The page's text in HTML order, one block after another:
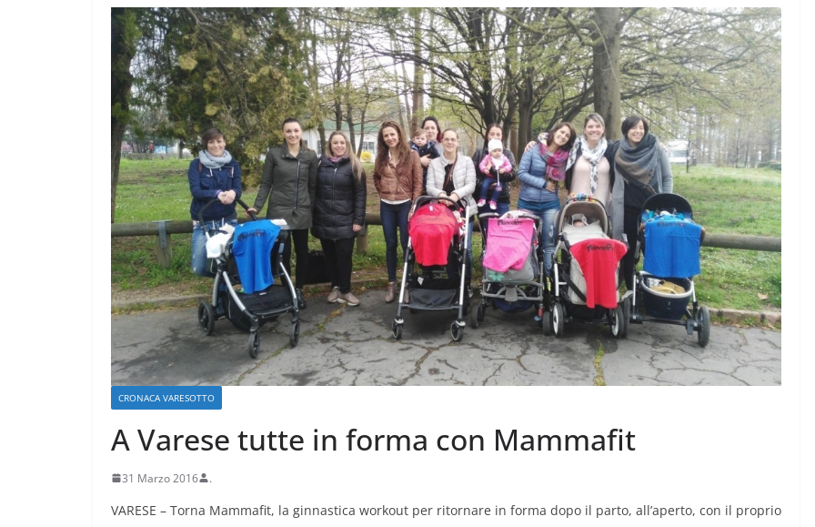
CRONACA VARESOTTO
A Varese tutte in forma con Mammafit
31 Marzo 2016 .
VARESE – Torna Mammafit, la ginnastica workout per ritornare in forma dopo il parto, all’aperto, con il proprio
CRONACA VARESOTTO
Stalle roventi, picchi fino
28 Luglio 2026
CRONACA NOVARESE CRONACA VCO
Le Imprese dell’Alto
Piemonte “tengono
7 Agosto 2026